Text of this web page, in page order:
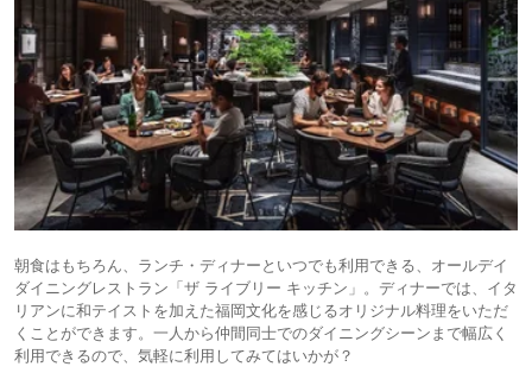
朝食はもちろん、ランチ・ディナーといつでも利用できる、オールデイ
ダイニングレストラン「ザ ライブリー キッチン」。ディナーでは、イタ
リアンに和テイストを加えた福岡文化を感じるオリジナル料理をいただ
くことができます。一人から仲間同士でのダイニングシーンまで幅広く
利用できるので、気軽に利用してみてはいかが？